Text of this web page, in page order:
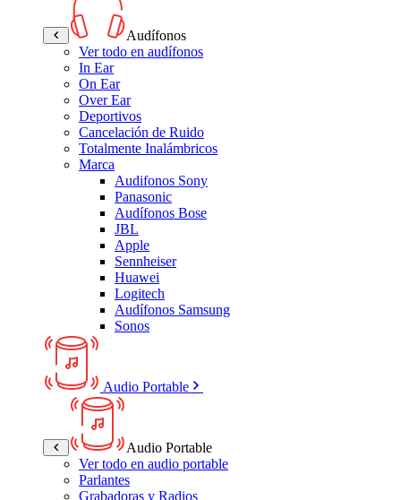
Audífonos
Ver todo en audífonos
In Ear
On Ear
Over Ear
Deportivos
Cancelación de Ruido
Totalmente Inalámbricos
Marca
Audifonos Sony
Panasonic
Audífonos Bose
JBL
Apple
Sennheiser
Huawei
Logitech
Audífonos Samsung
Sonos
Audio Portable
Audio Portable
Ver todo en audio portable
Parlantes
Grabadoras y Radios